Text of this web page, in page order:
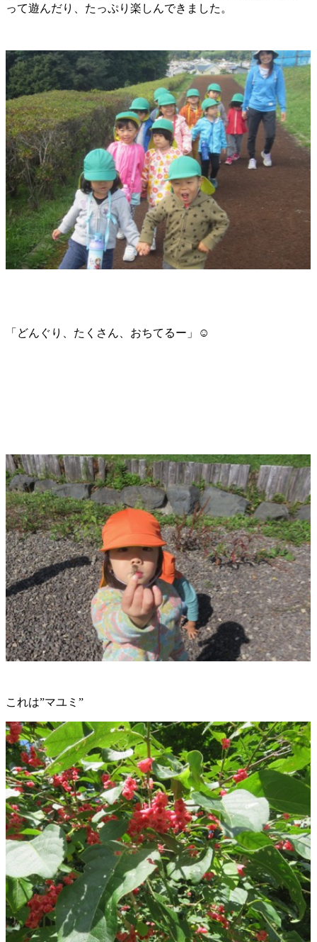
って遊んだり、たっぷり楽しんできました。
「どんぐり、たくさん、おちてるー」☺︎
これは”マユミ”